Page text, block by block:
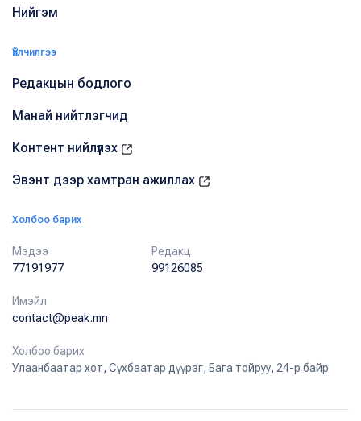
Нийгэм
Үйлчилгээ
Редакцын бодлого
Манай нийтлэгчид
Контент нийлүүлэх
Эвэнт дээр хамтран ажиллах
Холбоо барих
Мэдээ
77191977
Редакц
99126085
Имэйл
contact@peak.mn
Холбоо барих
Улаанбаатар хот, Сүхбаатар дүүрэг, Бага тойруу, 24-р байр